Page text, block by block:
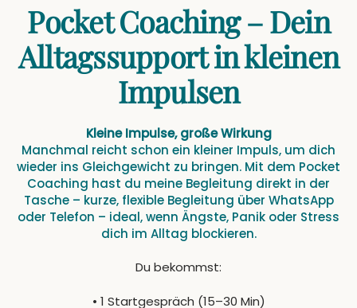
Pocket Coaching – Dein
Alltagssupport in kleinen
Impulsen
Kleine Impulse, große Wirkung
Manchmal reicht schon ein kleiner Impuls, um dich
wieder ins Gleichgewicht zu bringen. Mit dem Pocket
Coaching hast du meine Begleitung direkt in der
Tasche – kurze, flexible Begleitung über WhatsApp
oder Telefon – ideal, wenn Ängste, Panik oder Stress
dich im Alltag blockieren.
Du bekommst:
• 1 Startgespräch (15–30 Min)